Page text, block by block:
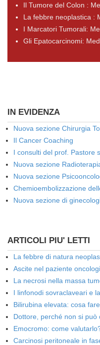
Il Tumore del Colon :
La febbre neoplastica :
I Marcatori Tumorali:
Gli Epatocarcinomi:
IN EVIDENZA
Nuova sezione Chirurgia
Il Cancer Coaching
I consulti del prof. Pastore
Nuova sezione
Nuova sezione
Chemioembolizzazione
Nuova sezione di
ARTICOLI PIU' LETTI
La febbre di natura
Ascite nel paziente
La necrosi nella massa
I linfonodi sovraclaveari e
Bilirubina elevata: cosa
Dottore, perché non si può
Emocromo: come
Carcinosi peritoneale in